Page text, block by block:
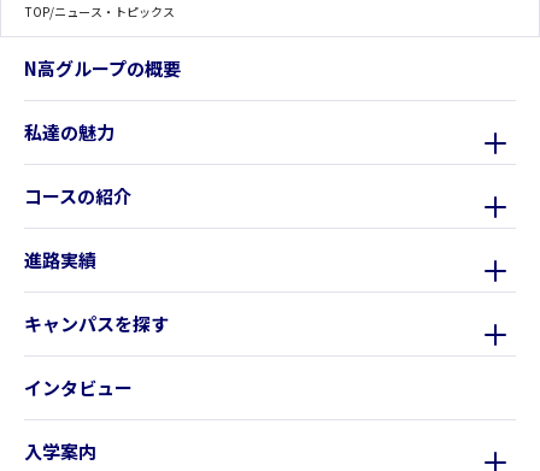
TOP/ニュース・トピックス
N高グループの概要
私達の魅力
コースの紹介
進路実績
キャンパスを探す
インタビュー
入学案内